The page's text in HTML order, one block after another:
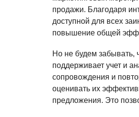
продажи. Благодаря
доступной для всех
повышение общей
Но не будем забывать,
поддерживает учет и
сопровождения и
оценивать их
предложения. Это